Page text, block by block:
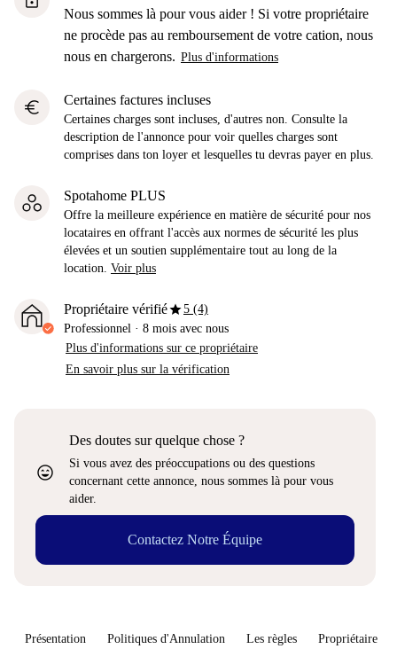
Nous sommes là pour vous aider ! Si votre propriétaire
ne procède pas au remboursement de votre cation, nous
nous en chargerons. Plus d'informations
euro Certaines factures incluses
Certaines charges sont incluses, d'autres non. Consulte la
description de l'annonce pour voir quelles charges sont
comprises dans ton loyer et lesquelles tu devras payer en plus.
Spotahome PLUS
Offre la meilleure expérience en matière de sécurité pour nos
locataires en offrant l'accès aux normes de sécurité les plus
élevées et un soutien supplémentaire tout au long de la
location. Voir plus
Propriétaire vérifiéstar5 (4)
Professionnel · 8 mois avec nous
Plus d'informations sur ce propriétaire
En savoir plus sur la vérification
sentiment_very_satisfied
Des doutes sur quelque chose ?
Si vous avez des préoccupations ou des questions
concernant cette annonce, nous sommes là pour vous
aider.
Contactez Notre Équipe
Présentation Politiques d'Annulation Les règles Propriétaire